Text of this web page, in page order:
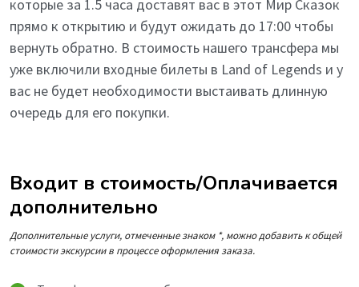
которые за 1.5 часа доставят вас в этот Мир Сказок
прямо к открытию и будут ожидать до 17:00 чтобы
вернуть обратно. В стоимость нашего трансфера мы
уже включили входные билеты в Land of Legends и у
вас не будет необходимости выстаивать длинную
очередь для его покупки.
Входит в стоимость/Оплачивается
дополнительно
Дополнительные услуги, отмеченные знаком *, можно добавить к общей
стоимости экскурсии в процессе оформления заказа.